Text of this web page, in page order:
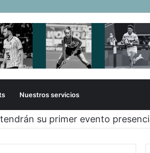
Nuestros servicios
su primer evento